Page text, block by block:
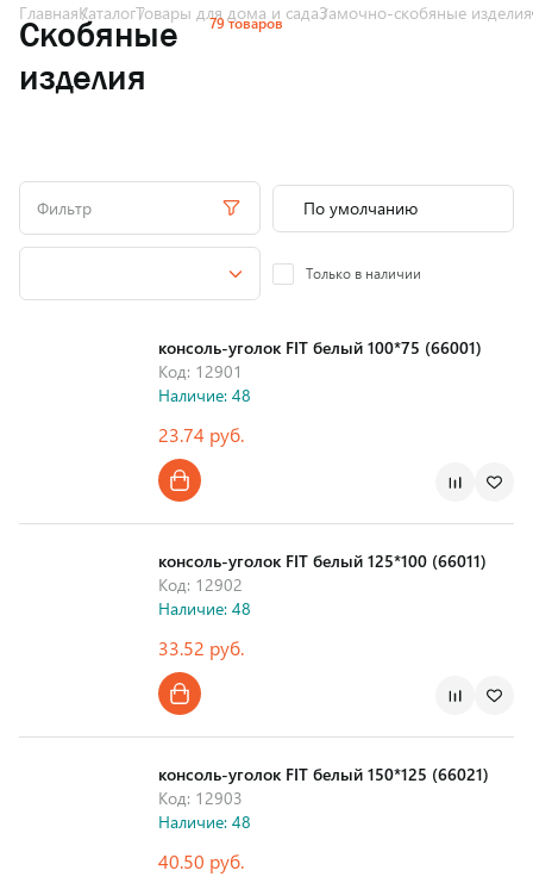
ГлавнаяКаталогТовары для дома и садаЗамочно-скобяные изделия
Скобяные
изделия
79 товаров
Фильтр
Только в наличии
консоль-уголок FIT белый 100*75 (66001)
Код: 12901
Наличие: 48
23.74 руб.
консоль-уголок FIT белый 125*100 (66011)
Код: 12902
Наличие: 48
33.52 руб.
консоль-уголок FIT белый 150*125 (66021)
Код: 12903
Наличие: 48
40.50 руб.